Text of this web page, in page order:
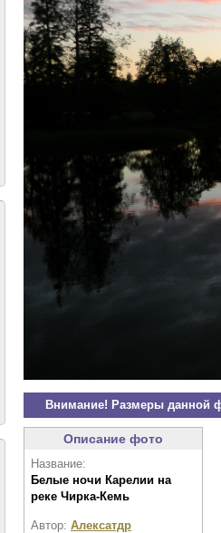
Внимание! Размеры данной
Описание фото
Название:
Белые ночи Карелии на
реке Чирка-Кемь
Автор: Алексатдр